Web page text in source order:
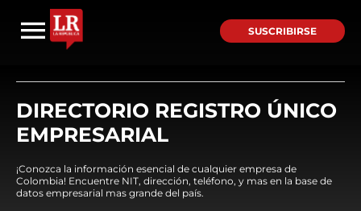
SUSCRIBIRSE
DIRECTORIO REGISTRO ÚNICO
EMPRESARIAL
¡Conozca la información esencial de cualquier empresa de
Colombia! Encuentre NIT, dirección, teléfono, y mas en la base de
datos empresarial mas grande del país.